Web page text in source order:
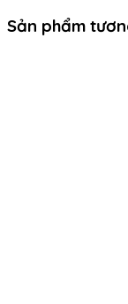
Sản phẩm